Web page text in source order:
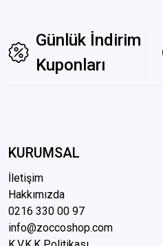
Günlük İndirim
Kuponları
KURUMSAL
İletişim
Hakkımızda
0216 330 00 97
info@zoccoshop.com